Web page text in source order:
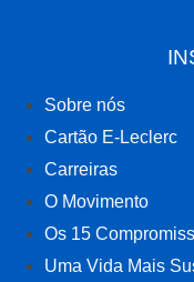
Sobre nós
Cartão E-Leclerc
Carreiras
O Movimento
Os 15
Uma Vida Mais